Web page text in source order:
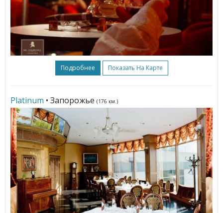
Подробнее Показать На Карте
Platinum • Запорожье (176 км.)